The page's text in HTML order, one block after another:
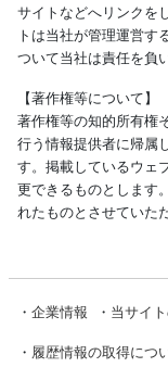
サイトなどへリンクを
トは当社が管理運営す
ついて当社は責任を負
【著作権等について】
著作権等の知的所有権
行う情報提供者に帰属
す。掲載しているウェ
更できるものとします
れたものとさせていた
・ 企業情報 ・ 当サイ
・ 履歴情報の取得につ